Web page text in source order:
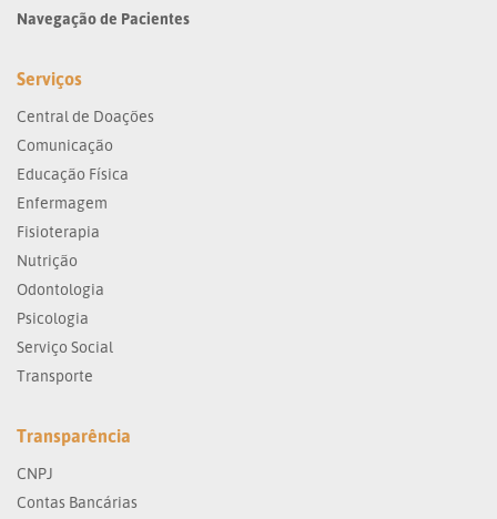
Navegação de Pacientes
Serviços
Central de Doações
Comunicação
Educação Física
Enfermagem
Fisioterapia
Nutrição
Odontologia
Psicologia
Serviço Social
Transporte
Transparência
CNPJ
Contas Bancárias